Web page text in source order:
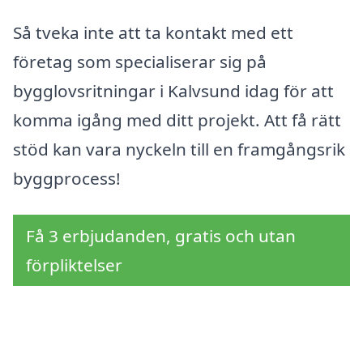
Så tveka inte att ta kontakt med ett
företag som specialiserar sig på
bygglovsritningar i Kalvsund idag för att
komma igång med ditt projekt. Att få rätt
stöd kan vara nyckeln till en framgångsrik
byggprocess!
Få 3 erbjudanden, gratis och utan
förpliktelser